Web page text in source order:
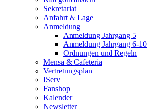
Sekretariat
Anfahrt & Lage
Anmeldung
Anmeldung Jahrgang 5
Anmeldung Jahrgang 6-10
Ordnungen und Regeln
Mensa & Cafeteria
Vertretungsplan
IServ
Fanshop
Kalender
Newsletter